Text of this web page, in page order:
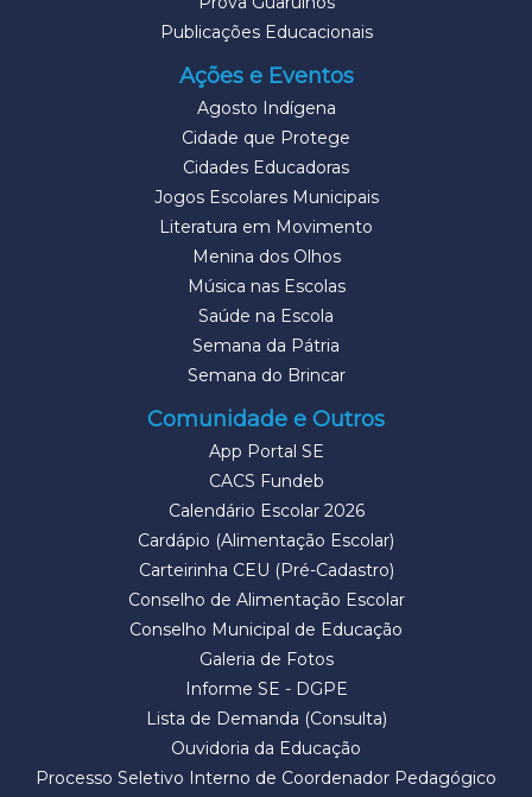
Publicações Educacionais
Ações e Eventos
Agosto Indígena
Cidade que Protege
Cidades Educadoras
Jogos Escolares Municipais
Literatura em Movimento
Menina dos Olhos
Música nas Escolas
Saúde na Escola
Semana da Pátria
Semana do Brincar
Comunidade e Outros
App Portal SE
CACS Fundeb
Calendário Escolar 2026
Cardápio (Alimentação Escolar)
Carteirinha CEU (Pré-Cadastro)
Conselho de Alimentação Escolar
Conselho Municipal de Educação
Galeria de Fotos
Informe SE - DGPE
Lista de Demanda (Consulta)
Ouvidoria da Educação
Processo Seletivo Interno de Coordenador Pedagógico